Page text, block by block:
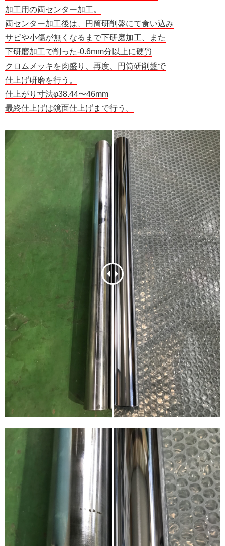
加工用の両センター加工。
両センター加工後は、円筒研削盤にて食い込み
サビや小傷が無くなるまで下研磨加工、また
下研磨加工で削った-0.6mm分以上に硬質
クロムメッキを肉盛り、再度、円筒研削盤で
仕上げ研磨を行う。
仕上がり寸法φ38.44〜46mm
最終仕上げは鏡面仕上げまで行う。